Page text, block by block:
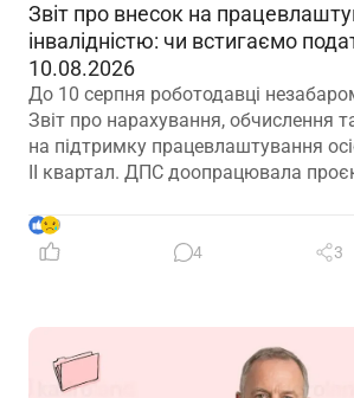
Звіт про внесок на
інвалідністю: чи встигаємо
10.08.2026
До 10 серпня роботодавці
Звіт про нарахування, обчислення
на підтримку працевлаштування
ІІ квартал. ДПС доопрацювала
далі
9
4
3